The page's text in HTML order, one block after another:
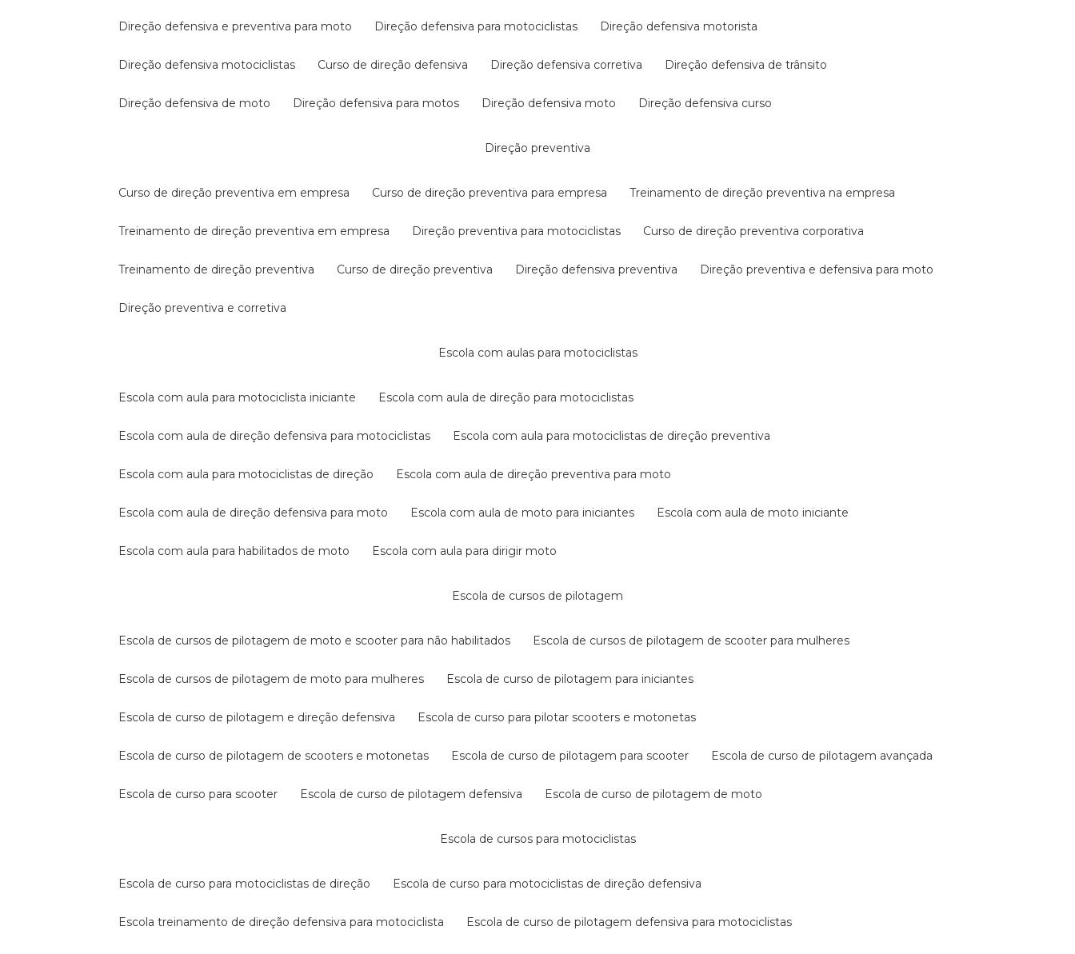
direção defensiva e preventiva para moto direção defensiva para motociclistas direção defensiva motorista
direção defensiva motociclistas curso de direção defensiva direção defensiva corretiva direção defensiva de trânsito
direção defensiva de moto direção defensiva para motos direção defensiva moto direção defensiva curso
direção preventiva
curso de direção preventiva em empresa curso de direção preventiva para empresa treinamento de direção preventiva na empresa
treinamento de direção preventiva em empresa direção preventiva para motociclistas curso de direção preventiva corporativa
treinamento de direção preventiva curso de direção preventiva direção defensiva preventiva direção preventiva e defensiva para moto
direção preventiva e corretiva
escola com aulas para motociclistas
escola com aula para motociclista iniciante escola com aula de direção para motociclistas
escola com aula de direção defensiva para motociclistas escola com aula para motociclistas de direção preventiva
escola com aula para motociclistas de direção escola com aula de direção preventiva para moto
escola com aula de direção defensiva para moto escola com aula de moto para iniciantes escola com aula de moto iniciante
escola com aula para habilitados de moto escola com aula para dirigir moto
escola de cursos de pilotagem
escola de cursos de pilotagem de moto e scooter para não habilitados escola de cursos de pilotagem de scooter para mulheres
escola de cursos de pilotagem de moto para mulheres escola de curso de pilotagem para iniciantes
escola de curso de pilotagem e direção defensiva escola de curso para pilotar scooters e motonetas
escola de curso de pilotagem de scooters e motonetas escola de curso de pilotagem para scooter escola de curso de pilotagem avançada
escola de curso para scooter escola de curso de pilotagem defensiva escola de curso de pilotagem de moto
escola de cursos para motociclistas
escola de curso para motociclistas de direção escola de curso para motociclistas de direção defensiva
escola treinamento de direção defensiva para motociclista escola de curso de pilotagem defensiva para motociclistas